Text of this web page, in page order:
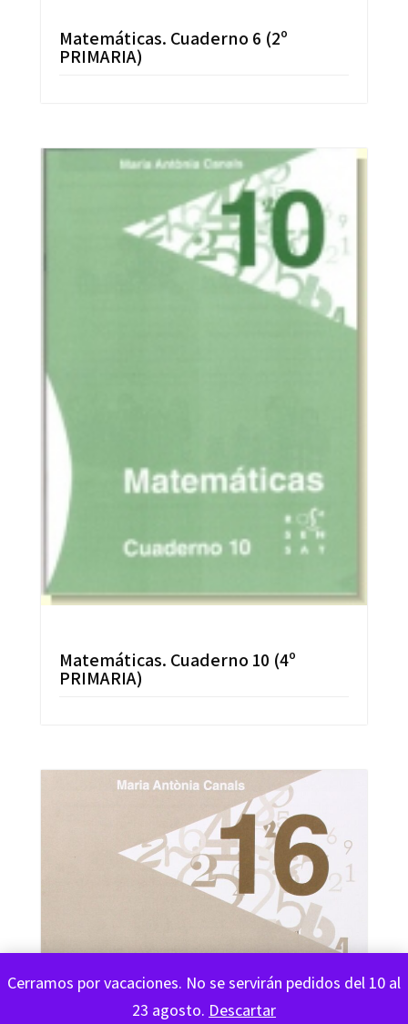
Cerramos por vacaciones. No se servirán pedidos del 10 al
23 agosto. Descartar
Matemáticas. Cuaderno 6 (2º
PRIMARIA)
Matemáticas. Cuaderno 10 (4º
PRIMARIA)